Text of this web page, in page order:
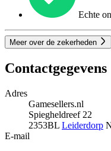
Echte
Meer over de zekerheden
Contactgegevens
Adres
Gamesellers.nl
Spiegheldreef 22
2353BL Leiderdorp
E-mail